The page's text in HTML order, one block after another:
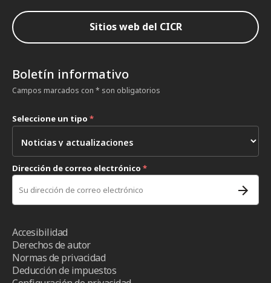
Sitios web del CICR
Boletín informativo
Campos marcados con * son obligatorios
Seleccione un tipo *
Dirección de correo electrónico *
Accesibilidad
Derechos de autor
Normas de privacidad
Deducción de impuestos